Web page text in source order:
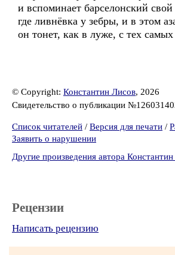
и вспоминает барселонский свой
где ливнёвка у зебры, и в этом
он тонет, как в луже, с тех
© Copyright: Константин Лисов, 2026
Свидетельство о публикации
Список читателей / Версия для печати /
Заявить о нарушении
Другие произведения автора
Рецензии
Написать рецензию